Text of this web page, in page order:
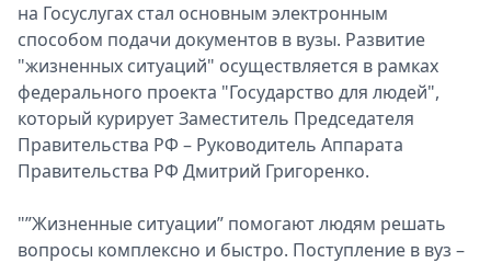
на Госуслугах стал основным электронным
способом подачи документов в вузы. Развитие
"жизненных ситуаций" осуществляется в рамках
федерального проекта "Государство для людей",
который курирует Заместитель Председателя
Правительства РФ – Руководитель Аппарата
Правительства РФ Дмитрий Григоренко.
"”Жизненные ситуации” помогают людям решать
вопросы комплексно и быстро. Поступление в вуз –